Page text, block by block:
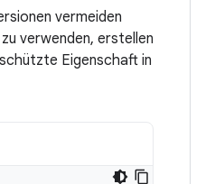
vermeiden
verwenden, erstellen
Eigenschaft in